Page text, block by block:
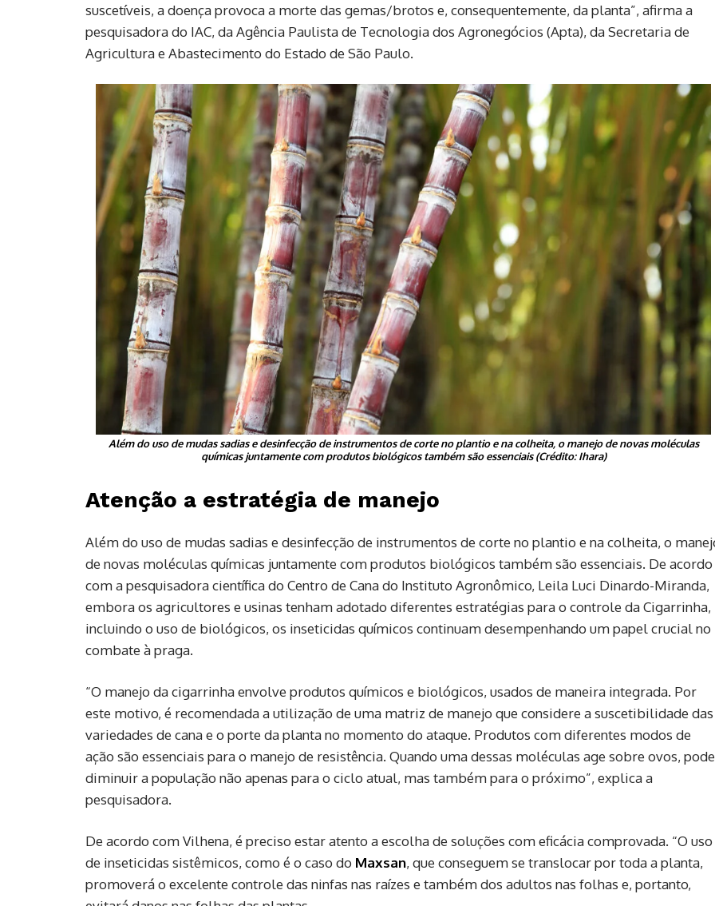
suscetíveis, a doença provoca a morte das gemas/brotos e, consequentemente, da planta”, afirma a
pesquisadora do IAC, da Agência Paulista de Tecnologia dos Agronegócios (Apta), da Secretaria de
Agricultura e Abastecimento do Estado de São Paulo.
Além do uso de mudas sadias e desinfecção de instrumentos de corte no plantio e na colheita, o manejo de novas moléculas
químicas juntamente com produtos biológicos também são essenciais (Crédito: Ihara)
Atenção a estratégia de manejo
Além do uso de mudas sadias e desinfecção de instrumentos de corte no plantio e na colheita, o
de novas moléculas químicas juntamente com produtos biológicos também são essenciais. De acordo
com a pesquisadora científica do Centro de Cana do Instituto Agronômico, Leila Luci Dinardo-Miranda,
embora os agricultores e usinas tenham adotado diferentes estratégias para o controle da Cigarrinha,
incluindo o uso de biológicos, os inseticidas químicos continuam desempenhando um papel crucial no
combate à praga.
“O manejo da cigarrinha envolve produtos químicos e biológicos, usados de maneira integrada. Por
este motivo, é recomendada a utilização de uma matriz de manejo que considere a suscetibilidade das
variedades de cana e o porte da planta no momento do ataque. Produtos com diferentes modos de
ação são essenciais para o manejo de resistência. Quando uma dessas moléculas age sobre ovos, pode
diminuir a população não apenas para o ciclo atual, mas também para o próximo”, explica a
pesquisadora.
De acordo com Vilhena, é preciso estar atento a escolha de soluções com eficácia comprovada. “O uso
de inseticidas sistêmicos, como é o caso do Maxsan, que conseguem se translocar por toda a planta,
promoverá o excelente controle das ninfas nas raízes e também dos adultos nas folhas e, portanto,